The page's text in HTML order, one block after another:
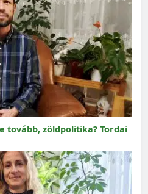
tovább, zöldpolitika? Tordai